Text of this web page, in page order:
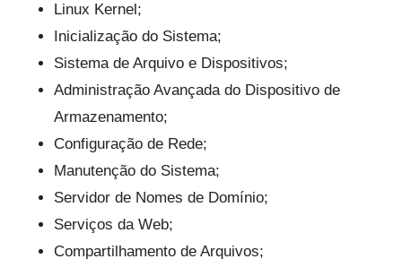
Linux Kernel;
Inicialização do Sistema;
Sistema de Arquivo e Dispositivos;
Administração Avançada do Dispositivo de
Armazenamento;
Configuração de Rede;
Manutenção do Sistema;
Servidor de Nomes de Domínio;
Serviços da Web;
Compartilhamento de Arquivos;